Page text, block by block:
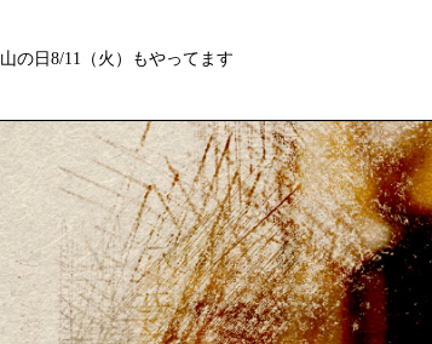
山の日8/11（火）もやってます